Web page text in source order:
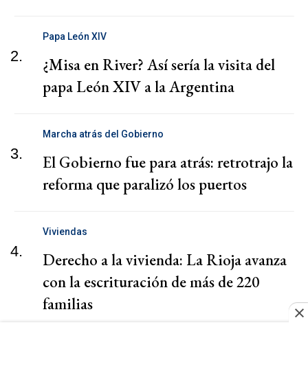
2.
Papa León XIV
¿Misa en River? Así sería la visita del
papa León XIV a la Argentina
3.
Marcha atrás del Gobierno
El Gobierno fue para atrás: retrotrajo la
reforma que paralizó los puertos
4.
Viviendas
Derecho a la vivienda: La Rioja avanza
con la escrituración de más de 220
familias